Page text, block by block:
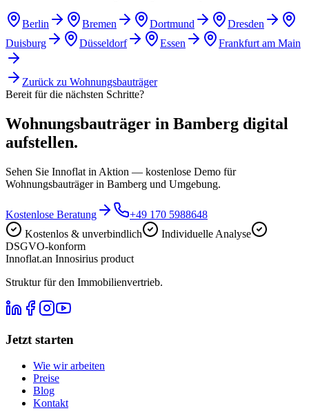
Berlin Bremen Dortmund
Dresden
Duisburg
Düsseldorf Essen Frankfurt am Main
Zurück zu Wohnungsbauträger
Bereit für die nächsten Schritte?
Wohnungsbauträger in Bamberg digital
aufstellen.
Sehen Sie Innoflat in Aktion — kostenlose Demo für
Wohnungsbauträger in Bamberg und Umgebung.
Kostenlose Beratung
+49 170 5988648
Kostenlos & unverbindlich
Individuelle Analyse
DSGVO-konform
Innoflat.an Innosirius product
Struktur für den Immobilienvertrieb.
Jetzt starten
Wie wir arbeiten
Preise
Blog
Kontakt